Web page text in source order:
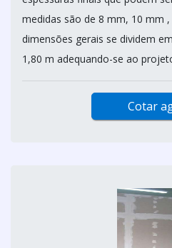
medidas são de 8 mm, 10 mm
dimensões gerais se dividem
1,80 m adequando-se ao
Cotar